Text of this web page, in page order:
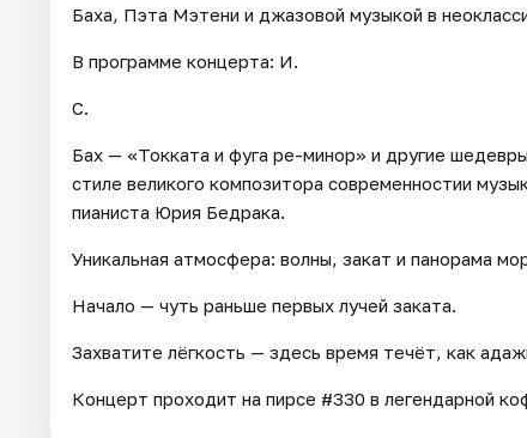
Баха, Пэта Мэтени и джазовой музыкой в
В программе концерта: И.
С.
Бах — «Токката и фуга ре-минор» и другие
стиле великого композитора современностии
пианиста Юрия Бедрака.
Уникальная атмосфера: волны, закат и панорама
Начало — чуть раньше первых лучей заката.
Захватите лёгкость — здесь время течёт, как
Концерт проходит на пирсе #330 в легендарной